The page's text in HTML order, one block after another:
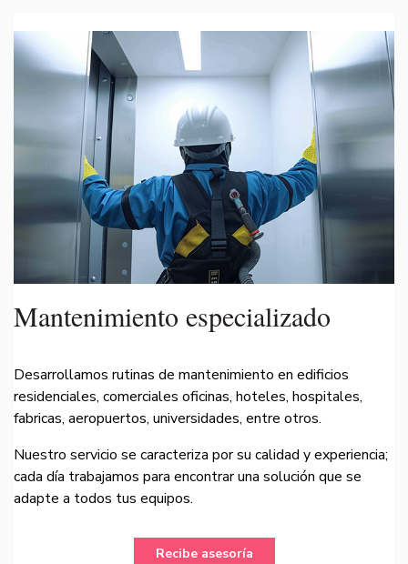
Mantenimiento especializado
Desarrollamos rutinas de mantenimiento en edificios
residenciales, comerciales oficinas, hoteles, hospitales,
fabricas, aeropuertos, universidades, entre otros.
Nuestro servicio se caracteriza por su calidad y experiencia;
cada día trabajamos para encontrar una solución que se
adapte a todos tus equipos.
Recibe asesoría